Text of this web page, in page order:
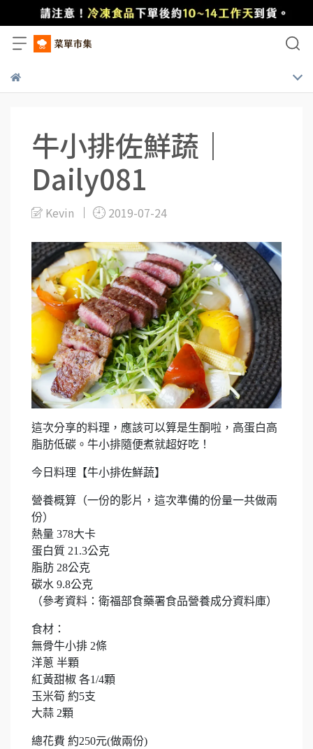
牛小排佐鮮蔬｜
Daily081
Kevin 2019-07-24
這次分享的料理，應該可以算是生酮啦，高蛋白高
脂肪低碳。牛小排隨便煮就超好吃！
今日料理【牛小排佐鮮蔬】
營養概算（一份的影片，這次準備的份量一共做兩
份）
熱量 378大卡
蛋白質 21.3公克
脂肪 28公克
碳水 9.8公克
（參考資料：衛福部食藥署食品營養成分資料庫）
食材：
無骨牛小排 2條
洋蔥 半顆
紅黃甜椒 各1/4顆
玉米筍 約5支
大蒜 2顆
總花費 約250元(做兩份)